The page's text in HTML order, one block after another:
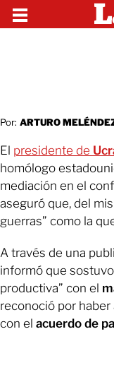
Por: ARTURO
El presidente de
homólogo
mediación en el
aseguró que, del
guerras” como la
A través de una
informó que
productiva” con el
reconoció por haber
con el acuerdo de